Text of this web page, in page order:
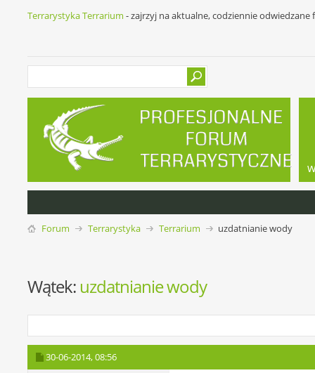
Terrarystyka Terrarium - zajrzyj na aktualne, codziennie
Forum Terrarystyka Terrarium uzdatnianie wody
Wątek: uzdatnianie wody
30-06-2014,08:56